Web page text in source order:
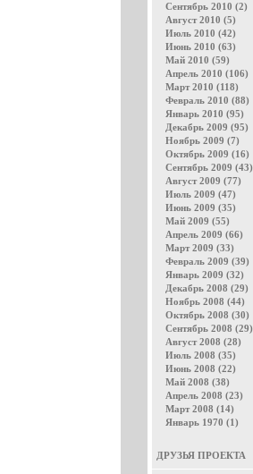
Сентябрь 2010 (2)
Август 2010 (5)
Июль 2010 (42)
Июнь 2010 (63)
Май 2010 (59)
Апрель 2010 (106)
Март 2010 (118)
Февраль 2010 (88)
Январь 2010 (95)
Декабрь 2009 (95)
Ноябрь 2009 (7)
Октябрь 2009 (16)
Сентябрь 2009 (43)
Август 2009 (77)
Июль 2009 (47)
Июнь 2009 (35)
Май 2009 (55)
Апрель 2009 (66)
Март 2009 (33)
Февраль 2009 (39)
Январь 2009 (32)
Декабрь 2008 (29)
Ноябрь 2008 (44)
Октябрь 2008 (30)
Сентябрь 2008 (29)
Август 2008 (28)
Июль 2008 (35)
Июнь 2008 (22)
Май 2008 (38)
Апрель 2008 (23)
Март 2008 (14)
Январь 1970 (1)
ДРУЗЬЯ ПРОЕКТА